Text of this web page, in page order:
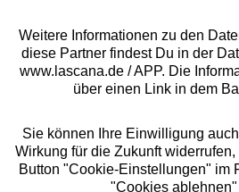
Weitere Informationen zu den
diese Partner findest Du in der
www.lascana.de / APP. Die
über einen Link in dem
Sie können Ihre Einwilligung
Wirkung für die Zukunft
Button "Cookie-Einstellungen" im
"Cookies